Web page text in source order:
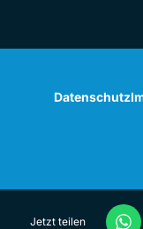
Jetzt teilen
Datenschutz